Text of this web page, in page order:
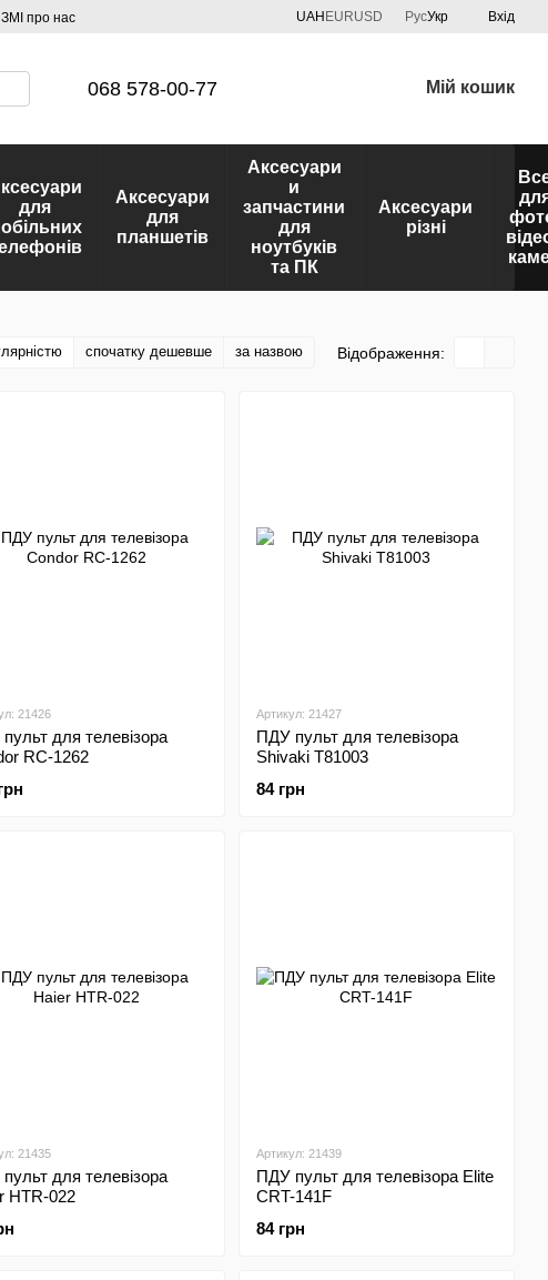
про нас
UAH EURUSD РусУкр Вхід
068 578-00-77 Мій кошик
для
Аксесуари
для
планшетів
Аксесуари
и
запчастини
для
ноутбуків
та ПК
Аксесуари
різні
спочатку дешевше за назвою Відображення:
21426
для телевізора
RC-1262
Артикул: 21427
ПДУ пульт для телевізора
Shivaki T81003
84 грн
21435
для телевізора
HTR-022
Артикул: 21439
ПДУ пульт для телевізора Elite
CRT-141F
84 грн